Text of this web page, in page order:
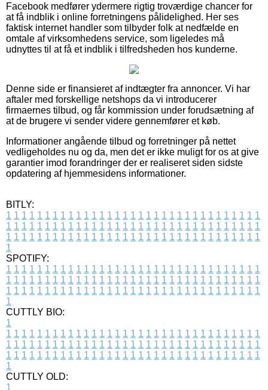
Facebook medfører ydermere rigtig troværdige chancer for
at få indblik i online forretningens pålidelighed. Her ses
faktisk internet handler som tilbyder folk at nedfælde en
omtale af virksomhedens service, som ligeledes må
udnyttes til at få et indblik i tilfredsheden hos kunderne.
Denne side er finansieret af indtægter fra annoncer. Vi har
aftaler med forskellige netshops da vi introducerer
firmaernes tilbud, og får kommission under forudsætning af
at de brugere vi sender videre gennemfører et køb.
Informationer angående tilbud og forretninger på nettet
vedligeholdes nu og da, men det er ikke muligt for os at give
garantier imod forandringer der er realiseret siden sidste
opdatering af hjemmesidens informationer.
BITLY:
1 1 1 1 1 1 1 1 1 1 1 1 1 1 1 1 1 1 1 1 1 1 1 1 1 1 1 1 1 1 1 1 1
1 1 1 1 1 1 1 1 1 1 1 1 1 1 1 1 1 1 1 1 1 1 1 1 1 1 1 1 1 1 1 1 1
1 1 1 1 1 1 1 1 1 1 1 1 1 1 1 1 1 1 1 1 1 1 1 1 1 1 1 1 1 1 1 1 1
1
SPOTIFY:
1 1 1 1 1 1 1 1 1 1 1 1 1 1 1 1 1 1 1 1 1 1 1 1 1 1 1 1 1 1 1 1 1
1 1 1 1 1 1 1 1 1 1 1 1 1 1 1 1 1 1 1 1 1 1 1 1 1 1 1 1 1 1 1 1 1
1 1 1 1 1 1 1 1 1 1 1 1 1 1 1 1 1 1 1 1 1 1 1 1 1 1 1 1 1 1 1 1 1
1
CUTTLY BIO:
1
1 1 1 1 1 1 1 1 1 1 1 1 1 1 1 1 1 1 1 1 1 1 1 1 1 1 1 1 1 1 1 1 1
1 1 1 1 1 1 1 1 1 1 1 1 1 1 1 1 1 1 1 1 1 1 1 1 1 1 1 1 1 1 1 1 1
1 1 1 1 1 1 1 1 1 1 1 1 1 1 1 1 1 1 1 1 1 1 1 1 1 1 1 1 1 1 1 1 1
1
CUTTLY OLD:
1